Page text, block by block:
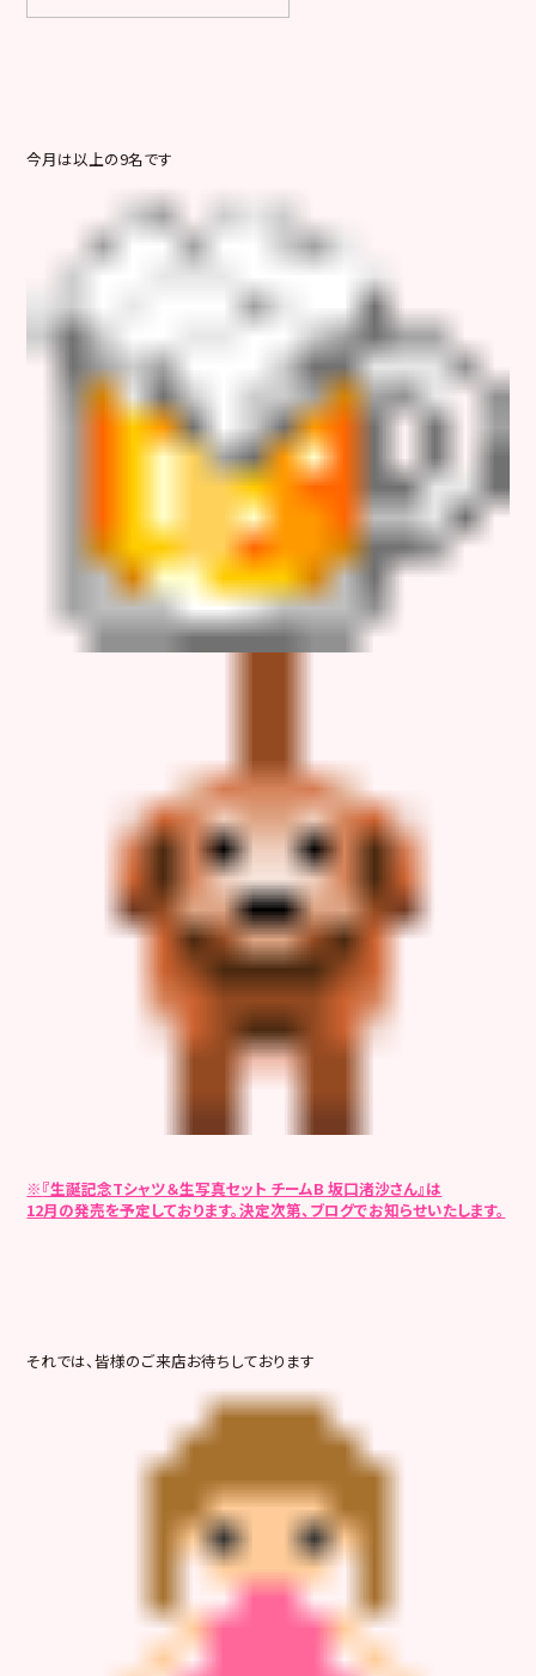
今月は以上の9名です
※『生誕記念Tシャツ＆生写真セット チームB 坂口渚沙さん』は
12月の発売を予定しております。決定次第、ブログでお知らせいたします。
それでは、皆様のご来店お待ちしております